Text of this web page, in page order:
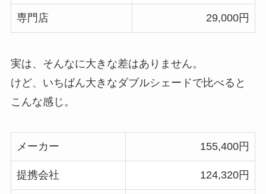
専門店 29,000円
実は、そんなに大きな差はありません。
けど、いちばん大きなダブルシェードで比べると
こんな感じ。
メーカー 155,400円
提携会社 124,320円